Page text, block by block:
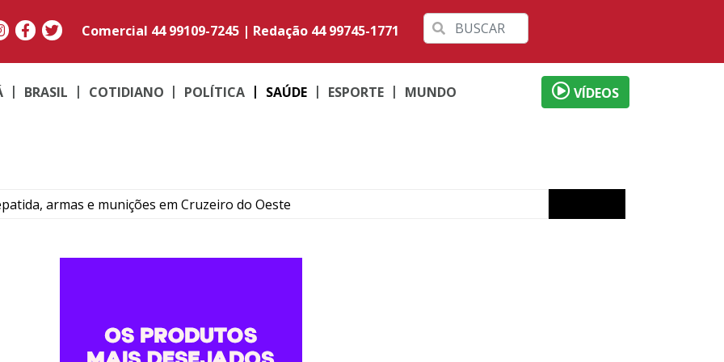
Comercial 44 99109-7245 | Redação 44 99745-1771
BRASIL COTIDIANO POLÍTICA SAÚDE ESPORTE MUNDO VÍDEOS
armas e munições em Cruzeiro do Oeste
Pérola por receptação e recupera carro furtado em março